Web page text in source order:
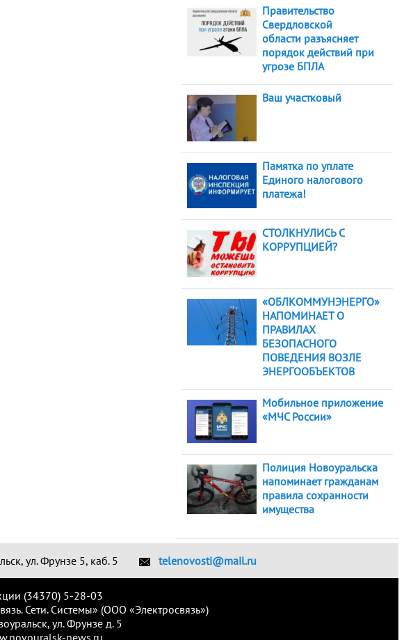
Правительство
Свердловской
области разъясняет
порядок действий при
угрозе БПЛА
Ваш участковый
Памятка по уплате
Единого налогового
платежа!
СТОЛКНУЛИСЬ С
КОРРУПЦИЕЙ?
«ОБЛКОММУНЭНЕРГО»
НАПОМИНАЕТ О
ПРАВИЛАХ
БЕЗОПАСНОГО
ПОВЕДЕНИЯ ВОЗЛЕ
ЭНЕРГООБЪЕКТОВ
Мобильное приложение
«МЧС России»
Полиция Новоуральска
напоминает гражданам
правила сохранности
имущества
ул. Фрунзе 5, каб. 5 telenovosti@mail.ru
(34370) 5-28-03
Сети. Системы» (ООО «Электросвязь»)
ул. Фрунзе д. 5